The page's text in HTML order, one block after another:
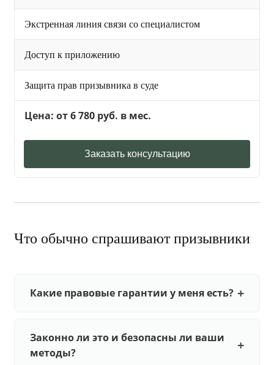
Экстренная линия связи со специалистом
Доступ к приложению
Защита прав призывника в суде
Цена: от 6 780 руб. в мес.
Заказать консультацию
Что обычно спрашивают призывники
Какие правовые гарантии у меня есть?
Законно ли это и безопасны ли ваши
методы?